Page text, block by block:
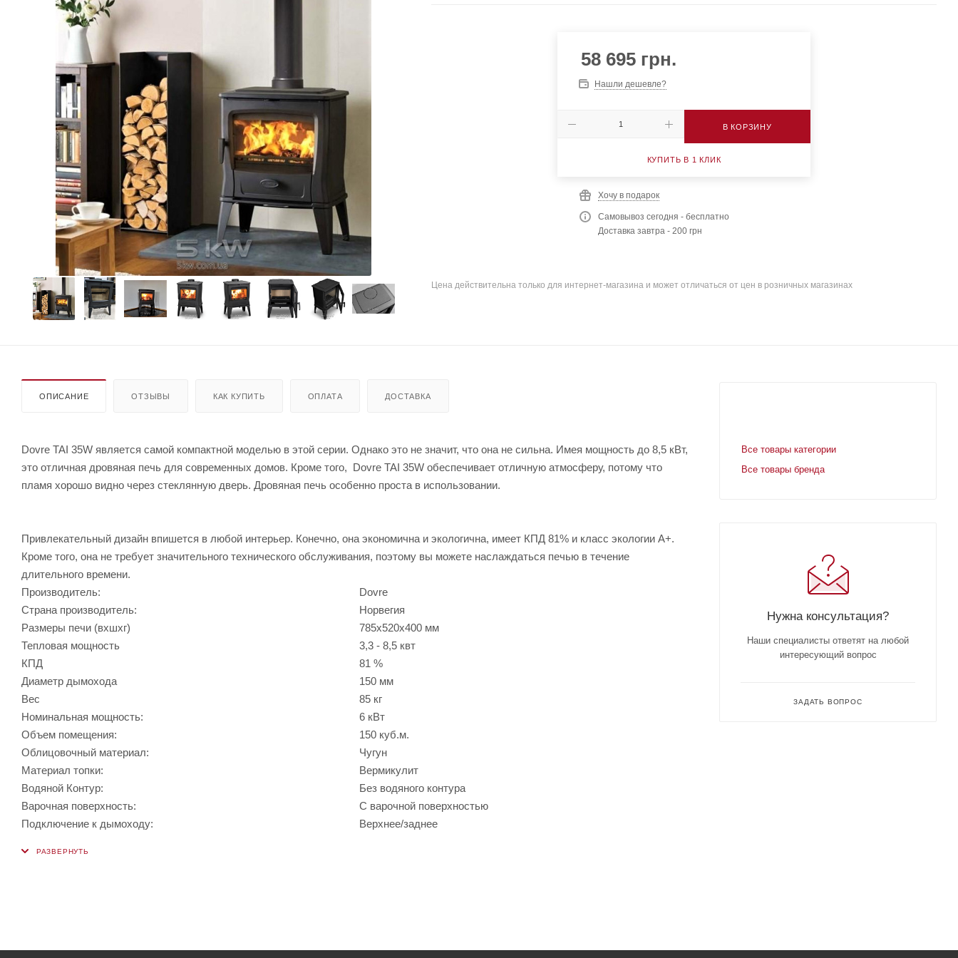
58 695 грн.
Нашли дешевле?
В КОРЗИНУ
КУПИТЬ В 1 КЛИК
Хочу в подарок
Самовывоз сегодня - бесплатно
Доставка завтра - 200 грн
Цена действительна только для интернет-магазина и может отличаться от цен в розничных магазинах
ОПИСАНИЕ ОТЗЫВЫ КАК КУПИТЬ ОПЛАТА ДОСТАВКА
Dovre TAI 35W является самой компактной моделью в этой серии. Однако это не значит, что она не сильна. Имея мощность до 8,5 кВт,
это отличная дровяная печь для современных домов. Кроме того, Dovre TAI 35W обеспечивает отличную атмосферу, потому что
пламя хорошо видно через стеклянную дверь. Дровяная печь особенно проста в использовании.
Привлекательный дизайн впишется в любой интерьер. Конечно, она экономична и экологична, имеет КПД 81% и класс экологии A+.
Кроме того, она не требует значительного технического обслуживания, поэтому вы можете наслаждаться печью в течение
длительного времени.
Производитель:
Dovre
Страна производитель:
Норвегия
Размеры печи (вхшхг)
785х520х400 мм
Тепловая мощность
3,3 - 8,5 квт
КПД
81 %
Диаметр дымохода
150 мм
Вес
85 кг
Номинальная мощность:
6 кВт
Объем помещения:
150 куб.м.
Облицовочный материал:
Чугун
Материал топки:
Вермикулит
Водяной Контур:
Без водяного контура
Варочная поверхность:
С варочной поверхностью
Подключение к дымоходу:
Верхнее/заднее
Все товары категории
Все товары бренда
Нужна консультация?
Наши специалисты ответят на любой
интересующий вопрос
ЗАДАТЬ ВОПРОС